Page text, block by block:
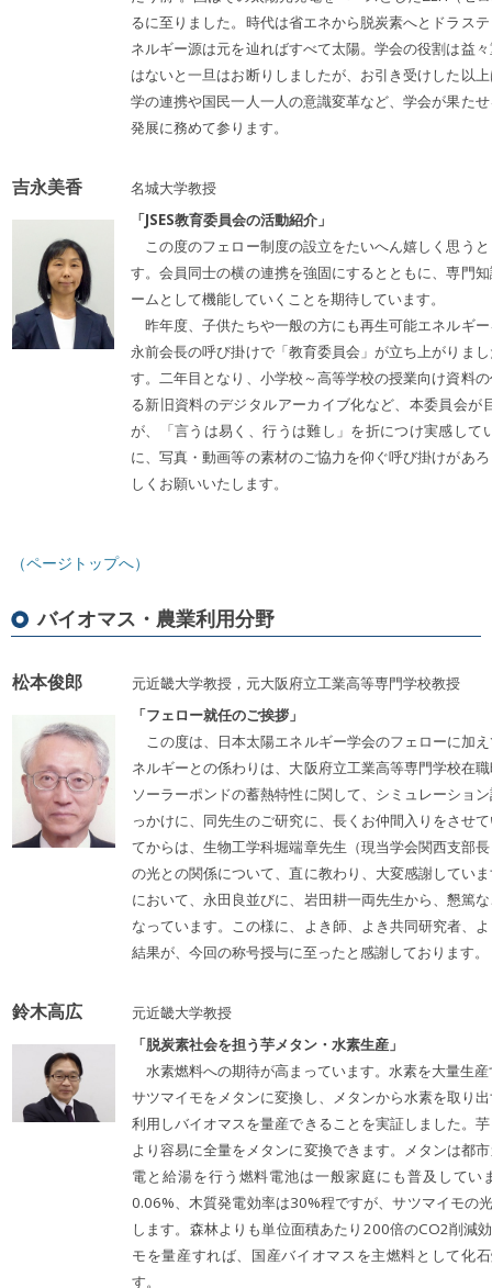
るに至りました。時代は省エネから脱炭素へとドラス
ネルギー源は元を辿ればすべて太陽。学会の役割は益
はないと一旦はお断りしましたが、お引き受けした以
学の連携や国民一人一人の意識変革など、学会が果た
発展に務めて参ります。
吉永美香
名城大学教授
「JSES教育委員会の活動紹介」
この度のフェロー制度の設立をたいへん嬉しく思う
す。会員同士の横の連携を強固にするとともに、専門
ームとして機能していくことを期待しています。
昨年度、子供たちや一般の方にも再生可能エネルギ
永前会長の呼び掛けで「教育委員会」が立ち上がりま
す。二年目となり、小学校～高等学校の授業向け資料
る新旧資料のデジタルアーカイブ化など、本委員会
が、「言うは易く、行うは難し」を折につけ実感し
に、写真・動画等の素材のご協力を仰ぐ呼び掛けがあ
しくお願いいたします。
（ページトップへ）
バイオマス・農業利用分野
松本俊郎
元近畿大学教授，元大阪府立工業高等専門学校教授
「フェロー就任のご挨拶」
この度は、日本太陽エネルギー学会のフェローに加
ネルギーとの係わりは、大阪府立工業高等専門学校在
ソーラーポンドの蓄熱特性に関して、シミュレーショ
っかけに、同先生のご研究に、長くお仲間入りをさせ
てからは、生物工学科堀端章先生（現当学会関西支部
の光との関係について、直に教わり、大変感謝してい
において、永田良並びに、岩田耕一両先生から、懇篤
なっています。この様に、よき師、よき共同研究者、
結果が、今回の称号授与に至ったと感謝しております。
鈴木高広
元近畿大学教授
「脱炭素社会を担う芋メタン・水素生産」
水素燃料への期待が高まっています。水素を大量生
サツマイモをメタンに変換し、メタンから水素を取り
利用しバイオマスを量産できることを実証しました。
より容易に全量をメタンに変換できます。メタンは都
電と給湯を行う燃料電池は一般家庭にも普及して
0.06%、木質発電効率は30%程ですが、サツマイモの
します。森林よりも単位面積あたり200倍のCO2削減
モを量産すれば、国産バイオマスを主燃料として化
す。